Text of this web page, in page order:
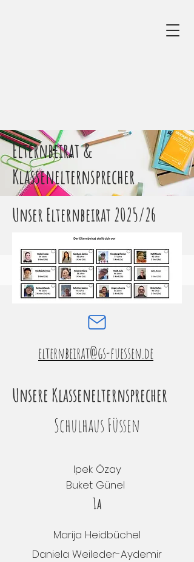
Elternbeirat &
Klassenelternsprecher
Unser Elternbeirat 2025/26
elternbeirat@gs-fuessen.de
Unsere Klassenelternsprecher
Schulhaus Füssen
Ipek Özay
Buket Günel
1a
Marija Heidbüchel
Daniela Weileder-Aydemir